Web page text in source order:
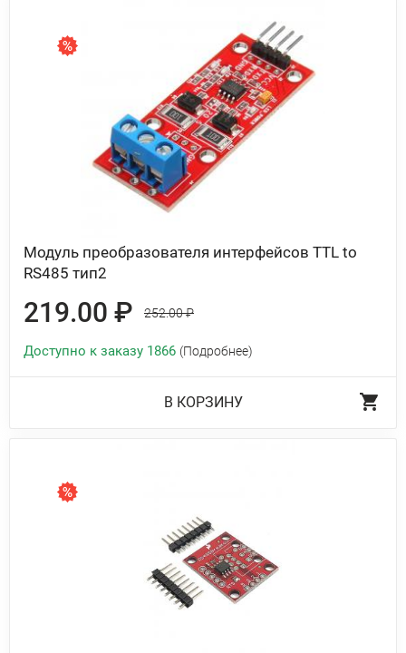
Модуль преобразователя интерфейсов TTL to
RS485 тип2
219.00 ₽ 252.00 ₽
Доступно к заказу 1866 (Подробнее)
В КОРЗИНУ